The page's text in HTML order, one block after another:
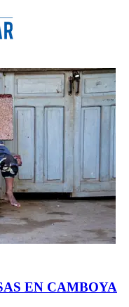
EN CAMBOYA